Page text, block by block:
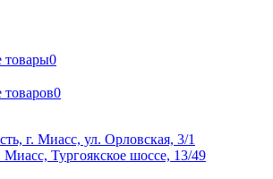
товары0
0
г. Миасс, ул. Орловская, 3/1
Миасс, Тургоякское шоссе, 13/49